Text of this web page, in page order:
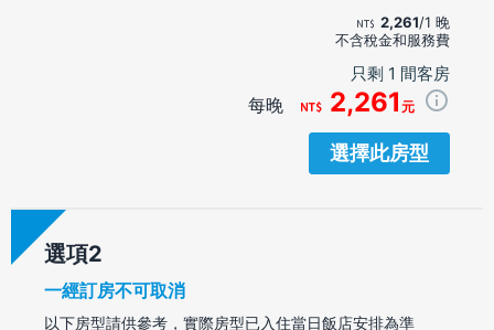
2,261/1 晚
不含稅金和服務費
只剩 1 間客房
每晚 2,261 元
選擇此房型
選項
一經訂房不可取消
以下房型請供參考，實際房型已入住當日飯店安排為準